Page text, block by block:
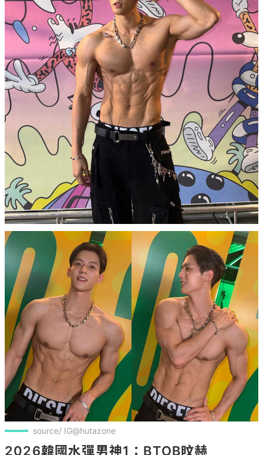
source/ IG@hutazone
2026韓國水彈男神1：BTOB旼赫